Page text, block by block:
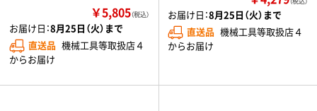
￥5,805（税込）
お届け日：8月25日（火）まで
直送品 機械工具等取扱店４
からお届け
お届け日：8月25日（火）まで
直送品 機械工具等取扱店４
からお届け